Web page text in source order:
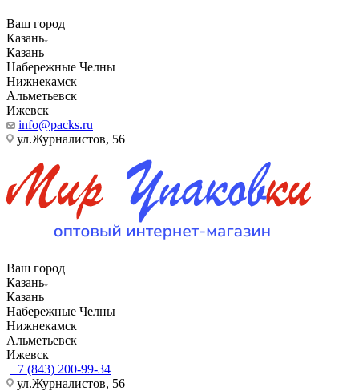
Ваш город
Казань
Казань
Набережные Челны
Нижнекамск
Альметьевск
Ижевск
info@packs.ru
ул.Журналистов, 56
Ваш город
Казань
Казань
Набережные Челны
Нижнекамск
Альметьевск
Ижевск
+7 (843) 200-99-34
ул.Журналистов, 56